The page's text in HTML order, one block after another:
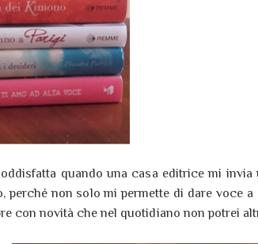
quando una casa editrice mi
perché non solo mi permette di dare voce
con novità che nel quotidiano non potrei